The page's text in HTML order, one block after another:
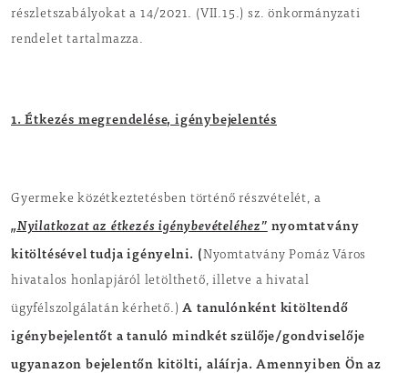
részletszabályokat a 14/2021. (VII.15.) sz. önkormányzati
rendelet tartalmazza.
1. Étkezés megrendelése, igénybejelentés
Gyermeke közétkeztetésben történő részvételét, a
„Nyilatkozat az étkezés igénybevételéhez” nyomtatvány
kitöltésével tudja igényelni. (Nyomtatvány Pomáz Város
hivatalos honlapjáról letölthető, illetve a hivatal
ügyfélszolgálatán kérhető.) A tanulónként kitöltendő
igénybejelentőt a tanuló mindkét szülője/gondviselője
ugyanazon bejelentőn kitölti, aláírja. Amennyiben Ön az